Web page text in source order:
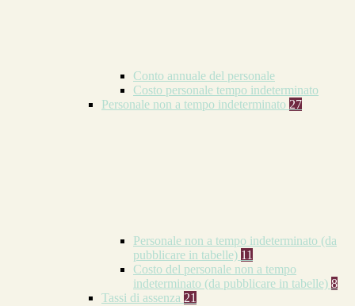
Conto annuale del personale
Costo personale tempo indeterminato
Personale non a tempo indeterminato 27
Personale non a tempo indeterminato (da
pubblicare in tabelle) 11
Costo del personale non a tempo
indeterminato (da pubblicare in tabelle) 8
Tassi di assenza 21